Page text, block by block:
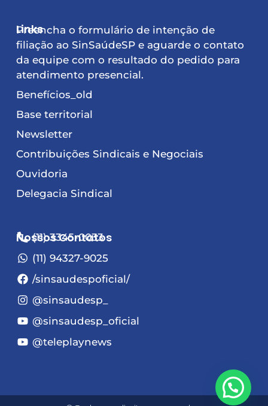
Links
Preencha o formulário de intenção de
filiação ao SinSaúdeSP e aguarde o contato
da equipe com o resultado do pedido para
atendimento presencial.
Benefícios_old
Base territorial
Newsletter
Contribuições Sindicais e Negociais
Ouvidoria
Delegacia Sindical
Nossos Contatos
(11) 3345-0033
(11) 94327-9025
/sinsaudespoficial/
@sinsaudesp_
@sinsaudesp_oficial
@teleplaynews